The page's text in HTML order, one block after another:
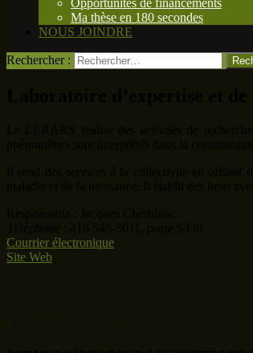
Ma thèse en 180 secondes
NOUS JOINDRE
Rechercher :
Courrier électronique
Site Web